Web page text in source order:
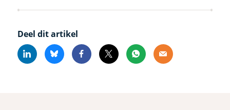
Deel dit artikel
LinkedinBlueskyFacebook
X Whatsapp
Email